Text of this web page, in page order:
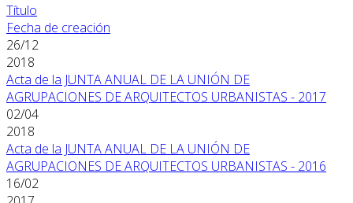
Título
Fecha de creación
26/12
2018
Acta de la JUNTA ANUAL DE LA UNIÓN DE
AGRUPACIONES DE ARQUITECTOS URBANISTAS - 2017
02/04
2018
Acta de la JUNTA ANUAL DE LA UNIÓN DE
AGRUPACIONES DE ARQUITECTOS URBANISTAS - 2016
16/02